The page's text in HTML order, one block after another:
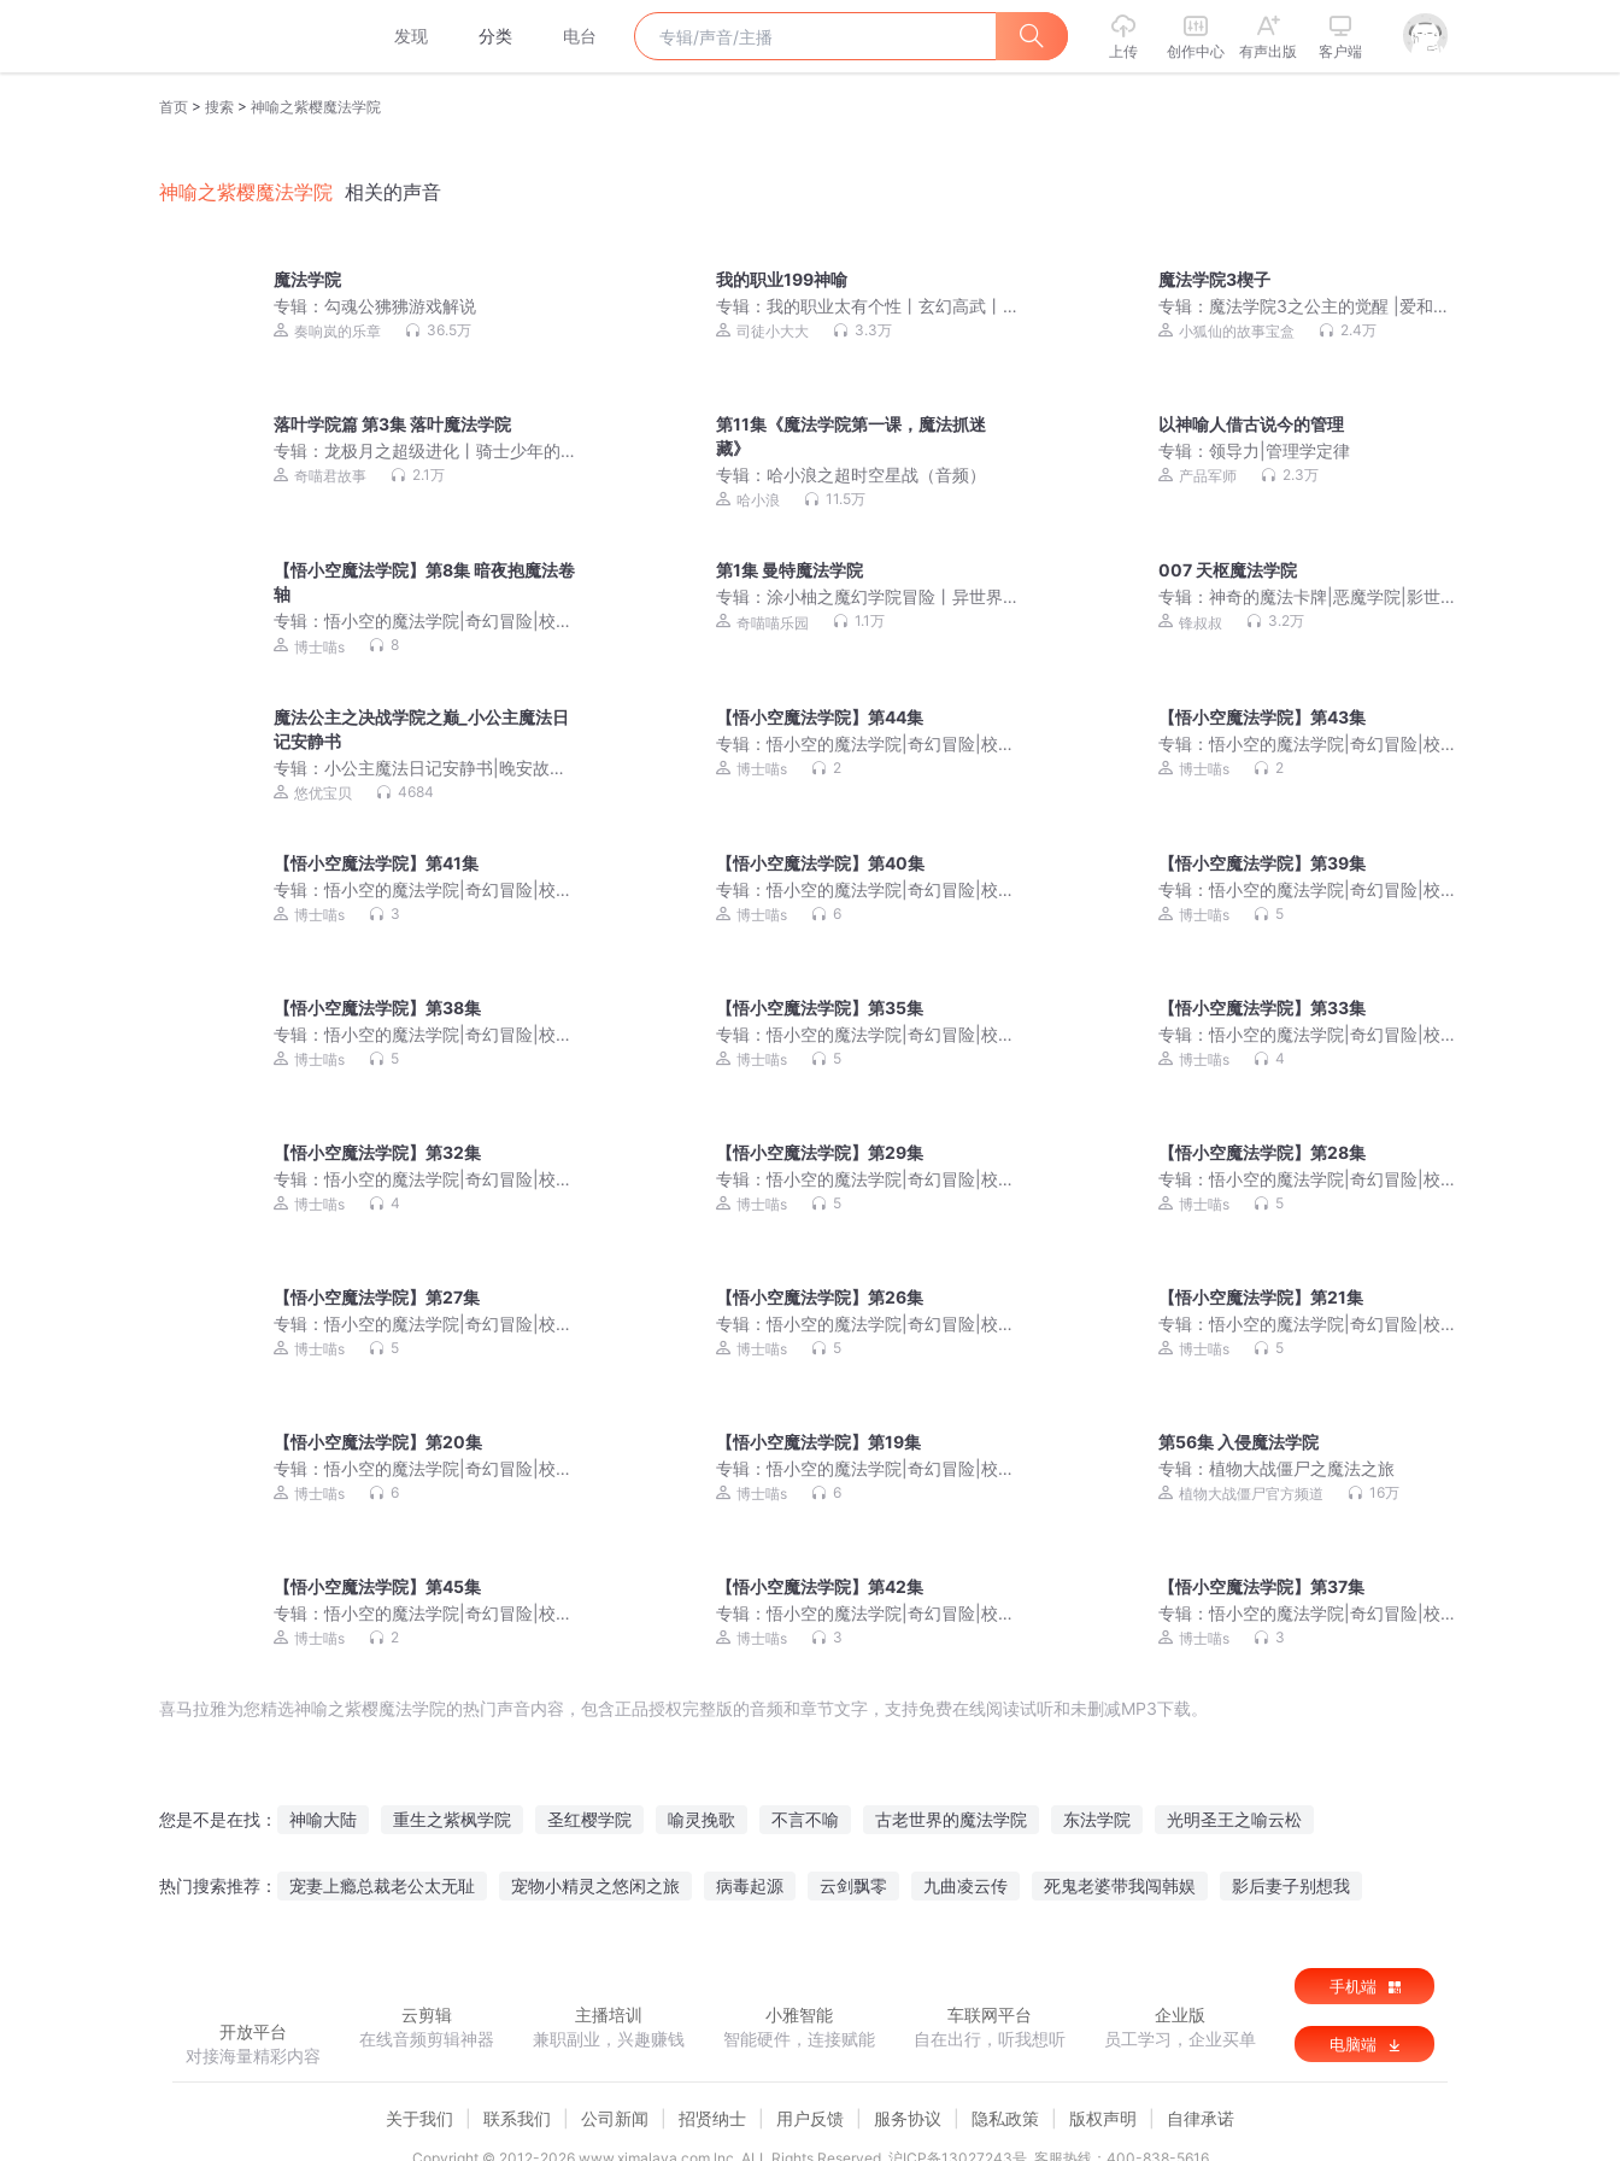
发现 分类 电台
上传 创作中心 有声出版 客户端
首页 > 搜索 > 神喻之紫樱魔法学院
神喻之紫樱魔法学院 相关的声音
魔法学院
专辑： 勾魂公狒狒游戏解说
奏响岚的乐章 36.5万
我的职业199神喻
专辑：我的职业太有个性丨玄幻高武丨
系统升级丨多人有声剧
司徒小大大 3.3万
魔法学院3楔子
专辑： 魔法学院3之公主的觉醒 |爱和勇
气|原创魔幻故事
小狐仙的故事宝盒 2.4万
落叶学院篇 第3集 落叶魔法学院
专辑： 龙极月之超级进化丨骑士少年的
魔法之旅丨奇喵宇宙
奇喵君故事 2.1万
第11集《魔法学院第一课，魔法抓迷
藏》
专辑： 哈小浪之超时空星战（音频）
哈小浪 11.5万
以神喻人借古说今的管理
专辑：领导力|管理学定律
产品军师 2.3万
【悟小空魔法学院】第8集 暗夜抱魔法卷
轴
专辑：悟小空的魔法学院|奇幻冒险|校园
成长博士喵s 8
第1集 曼特魔法学院
专辑：涂小柚之魔幻学院冒险丨异世界
的情绪守护者丨奇喵宇宙
奇喵喵乐园 1.1万
007 天枢魔法学院
专辑：神奇的魔法卡牌|恶魔学院|影世
界|奇幻冒险|锋叔叔
锋叔叔 3.2万
魔法公主之决战学院之巅_小公主魔法日
记安静书
专辑： 小公主魔法日记安静书|晚安故事|
性格养成|悠优宝贝
悠优宝贝 4684
【悟小空魔法学院】第44集
专辑：悟小空的魔法学院|奇幻冒险|校园
成长博士喵s 2
【悟小空魔法学院】第43集
专辑：悟小空的魔法学院|奇幻冒险|校园
成长博士喵s 2
【悟小空魔法学院】第41集
专辑：悟小空的魔法学院|奇幻冒险|校园
成长博士喵s 3
【悟小空魔法学院】第40集
专辑：悟小空的魔法学院|奇幻冒险|校园
成长博士喵s 6
【悟小空魔法学院】第39集
专辑：悟小空的魔法学院|奇幻冒险|校园
成长博士喵s 5
【悟小空魔法学院】第38集
专辑：悟小空的魔法学院|奇幻冒险|校园
成长博士喵s 5
【悟小空魔法学院】第35集
专辑：悟小空的魔法学院|奇幻冒险|校园
成长博士喵s 5
【悟小空魔法学院】第33集
专辑：悟小空的魔法学院|奇幻冒险|校园
成长博士喵s 4
【悟小空魔法学院】第32集
专辑：悟小空的魔法学院|奇幻冒险|校园
成长博士喵s 4
【悟小空魔法学院】第29集
专辑：悟小空的魔法学院|奇幻冒险|校园
成长博士喵s 5
【悟小空魔法学院】第28集
专辑：悟小空的魔法学院|奇幻冒险|校园
成长博士喵s 5
【悟小空魔法学院】第27集
专辑：悟小空的魔法学院|奇幻冒险|校园
成长博士喵s 5
【悟小空魔法学院】第26集
专辑：悟小空的魔法学院|奇幻冒险|校园
成长博士喵s 5
【悟小空魔法学院】第21集
专辑：悟小空的魔法学院|奇幻冒险|校园
成长博士喵s 5
【悟小空魔法学院】第20集
专辑：悟小空的魔法学院|奇幻冒险|校园
成长博士喵s 6
【悟小空魔法学院】第19集
专辑：悟小空的魔法学院|奇幻冒险|校园
成长博士喵s 6
第56集 入侵魔法学院
专辑：植物大战僵尸之魔法之旅
植物大战僵尸官方频道 16万
【悟小空魔法学院】第45集
专辑：悟小空的魔法学院|奇幻冒险|校园
成长博士喵s 2
【悟小空魔法学院】第42集
专辑：悟小空的魔法学院|奇幻冒险|校园
成长博士喵s 3
【悟小空魔法学院】第37集
专辑：悟小空的魔法学院|奇幻冒险|校园
成长博士喵s 3
喜马拉雅为您精选神喻之紫樱魔法学院的热门声音内容，包含正品授权完整版的音频和章节文字，支持免费在线阅读试听和未删减MP3下载。
您是不是在找： 神喻大陆 重生之紫枫学院 圣红樱学院 喻灵挽歌 不言不喻 古老世界的魔法学院 东法学院 光明圣王之喻云松
热门搜索推荐： 宠妻上瘾总裁老公太无耻 宠物小精灵之悠闲之旅 病毒起源 云剑飘零 九曲凌云传 死鬼老婆带我闯韩娱 影后妻子别想我
开放平台
对接海量精彩内容
云剪辑
在线音频剪辑神器
主播培训
兼职副业，兴趣赚钱
小雅智能
智能硬件，连接赋能
车联网平台
自在出行，听我想听
企业版
员工学习，企业买单
手机端
电脑端
关于我们 联系我们 公司新闻 招贤纳士 用户反馈 服务协议 隐私政策 版权声明 自律承诺